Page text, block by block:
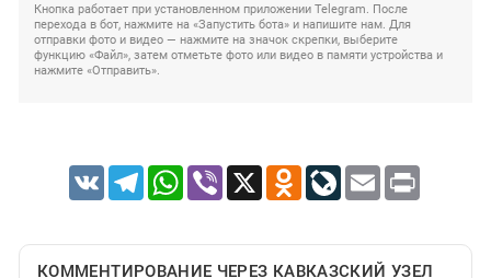
Кнопка работает при установленном приложении Telegram. После
перехода в бот, нажмите на «Запустить бота» и напишите нам. Для
отправки фото и видео — нажмите на значок скрепки, выберите
функцию «Файл», затем отметьте фото или видео в памяти устройства и
нажмите «Отправить».
VK TelegramWhatsApp
Viber X Odnoklassniki
LiveJournal
Email Print
КОММЕНТИРОВАНИЕ ЧЕРЕЗ КАВКАЗСКИЙ УЗЕЛ